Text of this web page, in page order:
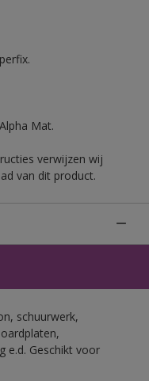
Mat.
verwijzen wij
van dit product.
schuurwerk,
e.d. Geschikt voor